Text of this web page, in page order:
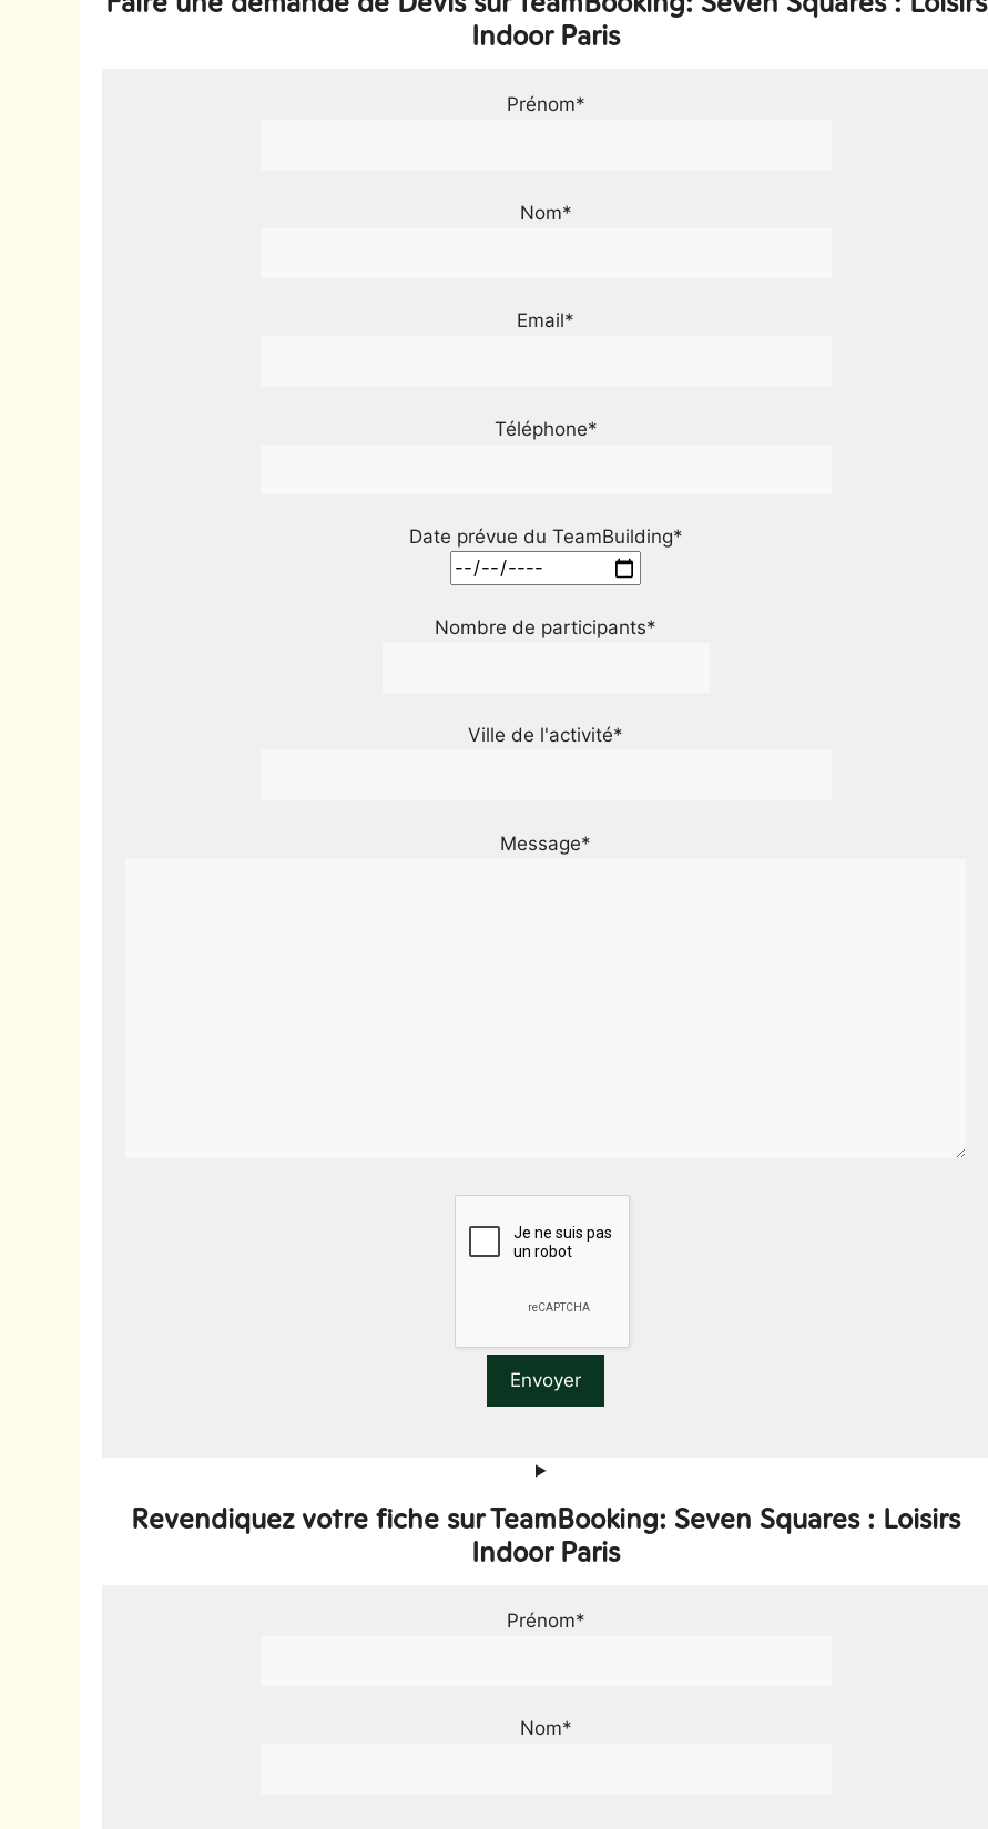
Indoor Paris
Prénom*
Nom*
Email*
Téléphone*
Date prévue du TeamBuilding*
Nombre de participants*
Ville de l'activité*
Message*
Revendiquez votre fiche sur TeamBooking: Seven Squares : Loisirs
Indoor Paris
Prénom*
Nom*